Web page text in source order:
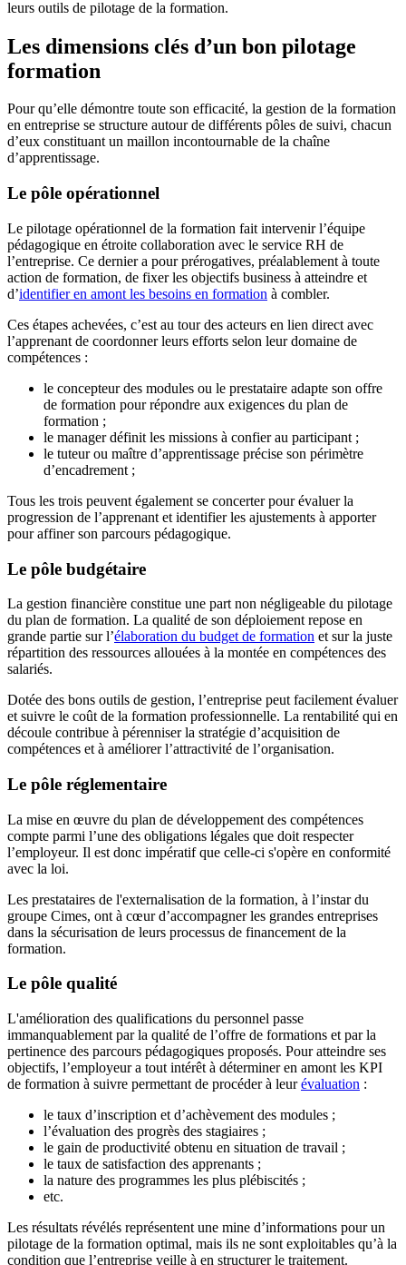
leurs outils de pilotage de la formation.
Les dimensions clés d’un bon pilotage
formation
Pour qu’elle démontre toute son efficacité, la gestion de la formation
en entreprise se structure autour de différents pôles de suivi, chacun
d’eux constituant un maillon incontournable de la chaîne
d’apprentissage.
Le pôle opérationnel
Le pilotage opérationnel de la formation fait intervenir l’équipe
pédagogique en étroite collaboration avec le service RH de
l’entreprise. Ce dernier a pour prérogatives, préalablement à toute
action de formation, de fixer les objectifs business à atteindre et
d’identifier en amont les besoins en formation à combler.
Ces étapes achevées, c’est au tour des acteurs en lien direct avec
l’apprenant de coordonner leurs efforts selon leur domaine de
compétences :
le concepteur des modules ou le prestataire adapte son offre
de formation pour répondre aux exigences du plan de
formation ;
le manager définit les missions à confier au participant ;
le tuteur ou maître d’apprentissage précise son périmètre
d’encadrement ;
Tous les trois peuvent également se concerter pour évaluer la
progression de l’apprenant et identifier les ajustements à apporter
pour affiner son parcours pédagogique.
Le pôle budgétaire
La gestion financière constitue une part non négligeable du pilotage
du plan de formation. La qualité de son déploiement repose en
grande partie sur l’élaboration du budget de formation et sur la juste
répartition des ressources allouées à la montée en compétences des
salariés.
Dotée des bons outils de gestion, l’entreprise peut facilement évaluer
et suivre le coût de la formation professionnelle. La rentabilité qui en
découle contribue à pérenniser la stratégie d’acquisition de
compétences et à améliorer l’attractivité de l’organisation.
Le pôle réglementaire
La mise en œuvre du plan de développement des compétences
compte parmi l’une des obligations légales que doit respecter
l’employeur. Il est donc impératif que celle-ci s'opère en conformité
avec la loi.
Les prestataires de l'externalisation de la formation, à l’instar du
groupe Cimes, ont à cœur d’accompagner les grandes entreprises
dans la sécurisation de leurs processus de financement de la
formation.
Le pôle qualité
L'amélioration des qualifications du personnel passe
immanquablement par la qualité de l’offre de formations et par la
pertinence des parcours pédagogiques proposés. Pour atteindre ses
objectifs, l’employeur a tout intérêt à déterminer en amont les KPI
de formation à suivre permettant de procéder à leurévaluation :
le taux d’inscription et d’achèvement des modules ;
l’évaluation des progrès des stagiaires ;
le gain de productivité obtenu en situation de travail ;
le taux de satisfaction des apprenants ;
la nature des programmes les plus plébiscités ;
etc.
Les résultats révélés représentent une mine d’informations pour un
pilotage de la formation optimal, mais ils ne sont exploitables qu’à la
condition que l’entreprise veille à en structurer le traitement.